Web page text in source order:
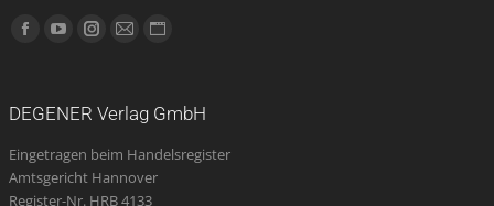
Finden Sie uns auf:
Facebook
new
window
YouTube
new
window
Instagram
new
window
E-
opens
in
new
Website
new
DEGENER Verlag GmbH
Eingetragen beim Handelsregister
Amtsgericht Hannover
Register-Nr. HRB 4133